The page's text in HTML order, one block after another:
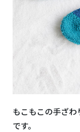
もこもこの手ざ
です。